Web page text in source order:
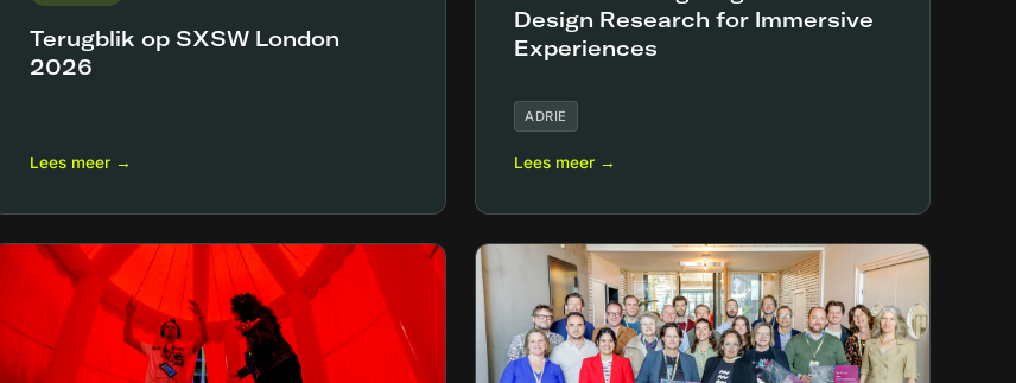
Terugblik op SXSW London
2026
Lees meer →
Design Research for Immersive
Experiences
ADRIE
Lees meer →